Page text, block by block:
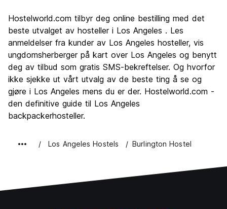
Kultur
Feste
7.9
Verdi for pengene
7.1
Hostelworld.com tilbyr deg online bestilling med det
beste utvalget av hosteller i Los Angeles . Les
anmeldelser fra kunder av Los Angeles hosteller, vis
ungdomsherberger på kart over Los Angeles og benytt
deg av tilbud som gratis SMS-bekreftelser. Og hvorfor
ikke sjekke ut vårt utvalg av de beste ting å se og
gjøre i Los Angeles mens du er der. Hostelworld.com -
den definitive guide til Los Angeles
backpackerhosteller.
Los Angeles Hostels Burlington Hostel